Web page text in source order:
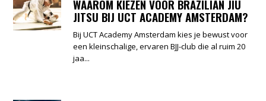
WAAROM KIEZEN VOOR BRAZILIAN JIU
JITSU BIJ UCT ACADEMY AMSTERDAM?
Bij UCT Academy Amsterdam kies je bewust voor
een kleinschalige, ervaren BJJ-club die al ruim 20
jaa...